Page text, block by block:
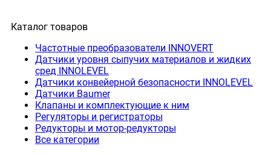
Каталог товаров
Частотные преобразователи INNOVERT
Датчики уровня сыпучих материалов и жидких
сред INNOLEVEL
Датчики конвейерной безопасности INNOLEVEL
Датчики Baumer
Клапаны и комплектующие к ним
Регуляторы и регистраторы
Редукторы и мотор-редукторы
Все категории